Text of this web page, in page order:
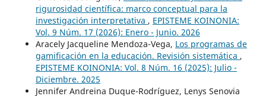
rigurosidad científica: marco conceptual para la
investigación interpretativa , EPISTEME KOINONIA:
Vol. 9 Núm. 17 (2026): Enero - Junio. 2026
Aracely Jacqueline Mendoza-Vega, Los programas de
gamificación en la educación. Revisión sistemática ,
EPISTEME KOINONIA: Vol. 8 Núm. 16 (2025): Julio -
Diciembre. 2025
Jennifer Andreina Duque-Rodríguez, Lenys Senovia